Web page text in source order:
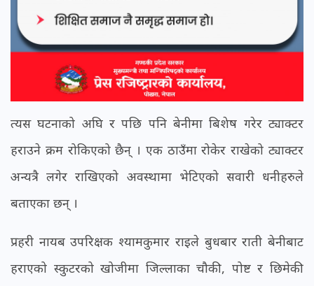
त्यस घटनाको अघि र पछि पनि बेनीमा बिशेष गरेर ट्याक्टर
हराउने क्रम रोकिएको छैन् । एक ठाउँमा रोकेर राखेको ट्याक्टर
अन्यत्रै लगेर राखिएको अवस्थामा भेटिएको सवारी धनीहरुले
बताएका छन् ।
प्रहरी नायब उपरिक्षक श्यामकुमार राइले बुधबार राती बेनीबाट
हराएको स्कुटरको खोजीमा जिल्लाका चौकी, पोष्ट र छिमेकी